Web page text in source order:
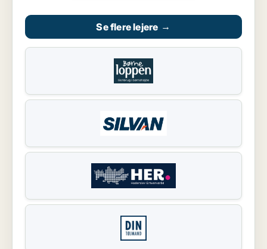
Se flere lejere →